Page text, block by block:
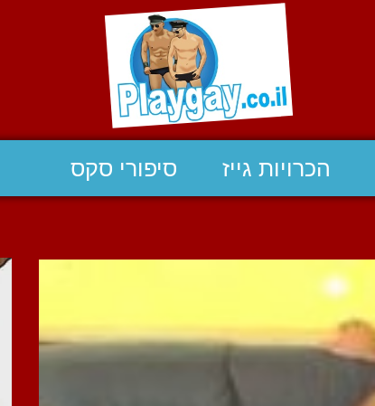
הכרויות גייז סיפורי סקס